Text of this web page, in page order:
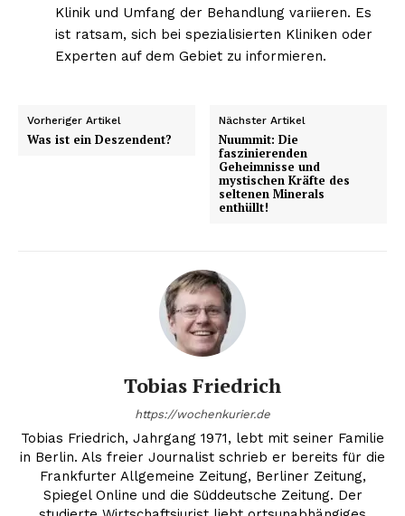
Klinik und Umfang der Behandlung variieren. Es
ist ratsam, sich bei spezialisierten Kliniken oder
Experten auf dem Gebiet zu informieren.
Vorheriger Artikel
Was ist ein Deszendent?
Nächster Artikel
Nuummit: Die
faszinierenden
Geheimnisse und
mystischen Kräfte des
seltenen Minerals
enthüllt!
Tobias Friedrich
https://wochenkurier.de
Tobias Friedrich, Jahrgang 1971, lebt mit seiner Familie
in Berlin. Als freier Journalist schrieb er bereits für die
Frankfurter Allgemeine Zeitung, Berliner Zeitung,
Spiegel Online und die Süddeutsche Zeitung. Der